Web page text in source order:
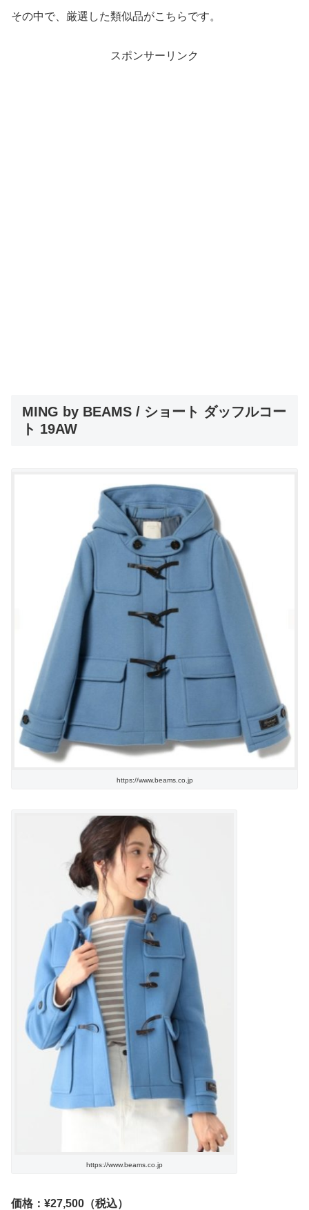
その中で、厳選した類似品がこちらです。
スポンサーリンク
MING by BEAMS / ショート ダッフルコー
ト 19AW
https://www.beams.co.jp
https://www.beams.co.jp
価格：¥27,500（税込）